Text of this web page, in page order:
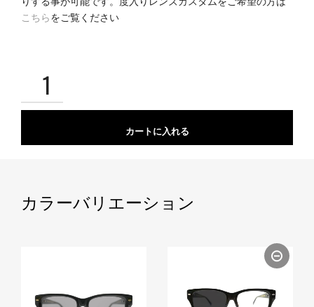
こちらをご覧ください
カートに入れる
カラーバリエーション